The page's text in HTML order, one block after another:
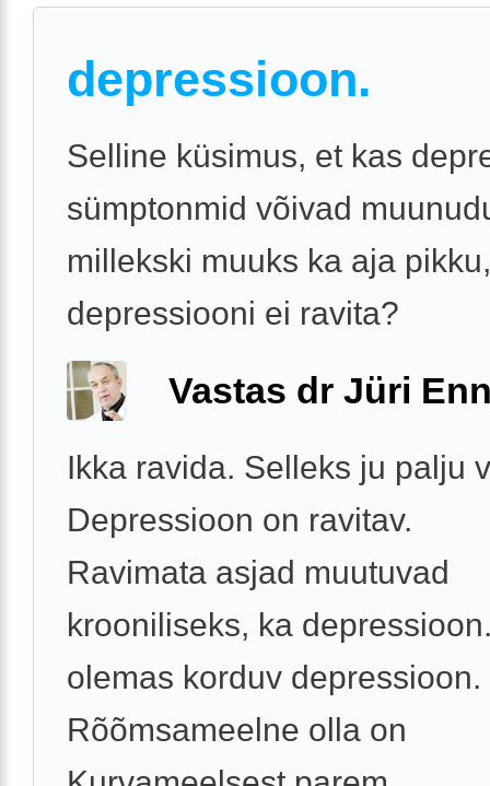
depressioon.
Selline küsimus, et kas
sümptonmid võivad
millekski muuks ka aja
depressiooni ei ravita?
Vastas dr Jüri
Ikka ravida. Selleks ju palju
Depressioon on ravitav.
Ravimata asjad muutuvad
krooniliseks, ka
olemas korduv depressioon.
Rõõmsameelne olla on